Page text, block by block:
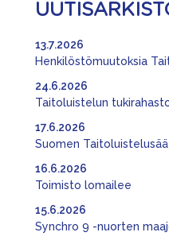
Henkilöstömuutoksia
13.7.2026
Taitoluistelun
24.6.2026
Suomen
17.6.2026
Toimisto lomailee
16.6.2026
Synchro 9 -nuorten
15.6.2026